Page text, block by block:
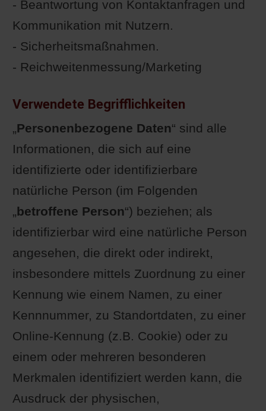
- Beantwortung von Kontaktanfragen und
Kommunikation mit Nutzern.
- Sicherheitsmaßnahmen.
- Reichweitenmessung/Marketing
Verwendete Begrifflichkeiten
„Personenbezogene Daten“ sind alle
Informationen, die sich auf eine
identifizierte oder identifizierbare
natürliche Person (im Folgenden
„betroffene Person“) beziehen; als
identifizierbar wird eine natürliche Person
angesehen, die direkt oder indirekt,
insbesondere mittels Zuordnung zu einer
Kennung wie einem Namen, zu einer
Kennnummer, zu Standortdaten, zu einer
Online-Kennung (z.B. Cookie) oder zu
einem oder mehreren besonderen
Merkmalen identifiziert werden kann, die
Ausdruck der physischen,